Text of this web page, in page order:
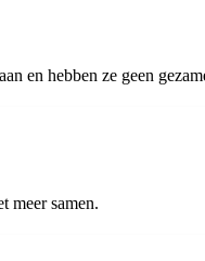
en hebben ze geen
meer samen.